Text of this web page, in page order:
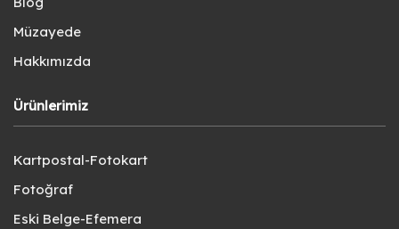
Müzayede
Hakkımızda
Ürünlerimiz
Kartpostal-Fotokart
Fotoğraf
Eski Belge-Efemera